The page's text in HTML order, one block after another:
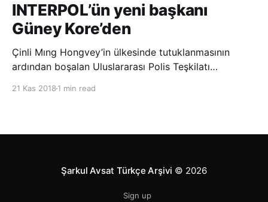
INTERPOL’ün yeni başkanı
Güney Kore’den
Çinli Mıng Hongvey’in ülkesinde tutuklanmasının
ardından boşalan Uluslararası Polis Teşkilatı
21 Kas 2018 1 min read
Şarkul Avsat Türkçe Arşivi © 2026
Sign up